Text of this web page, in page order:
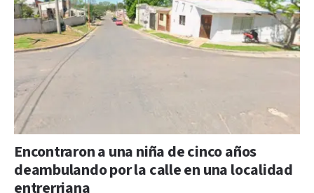
Encontraron a una niña de cinco años
deambulando por la calle en una localidad
entrerriana